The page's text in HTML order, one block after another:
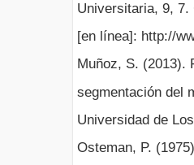
Universitaria, 9, 7.
[en línea]: http://
Muñoz, S. (2013).
segmentación del
Universidad de
Osteman, P.